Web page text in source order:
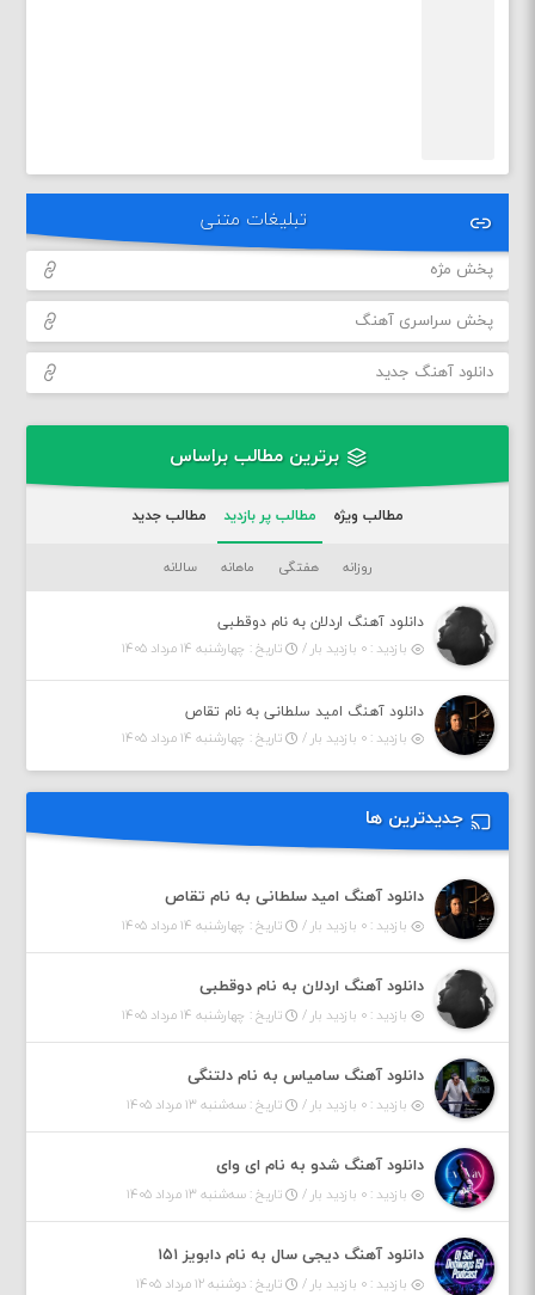
تبلیغات متنی
پخش مژه
پخش سراسری آهنگ
دانلود آهنگ جدید
برترین مطالب براساس
مطالب ویژه مطالب پر بازدید مطالب جدید
روزانه هفتگی ماهانه سالانه
دانلود آهنگ اردلان به نام دوقطبی
بازدید : ۰ بازدید بار /
تاریخ : چهارشنبه ۱۴ مرداد ۱۴۰۵
دانلود آهنگ امید سلطانی به نام تقاص
بازدید : ۰ بازدید بار /
تاریخ : چهارشنبه ۱۴ مرداد ۱۴۰۵
جدیدترین ها
دانلود آهنگ امید سلطانی به نام تقاص
بازدید : ۰ بازدید بار / تاریخ : چهارشنبه ۱۴ مرداد ۱۴۰۵
دانلود آهنگ اردلان به نام دوقطبی
بازدید : ۰ بازدید بار / تاریخ : چهارشنبه ۱۴ مرداد ۱۴۰۵
دانلود آهنگ سامیاس به نام دلتنگی
بازدید : ۰ بازدید بار / تاریخ : سه‌شنبه ۱۳ مرداد ۱۴۰۵
دانلود آهنگ شدو به نام ای وای
بازدید : ۰ بازدید بار / تاریخ : سه‌شنبه ۱۳ مرداد ۱۴۰۵
دانلود آهنگ دیجی سال به نام دابویز ۱۵۱
بازدید : ۰ بازدید بار / تاریخ : دوشنبه ۱۲ مرداد ۱۴۰۵